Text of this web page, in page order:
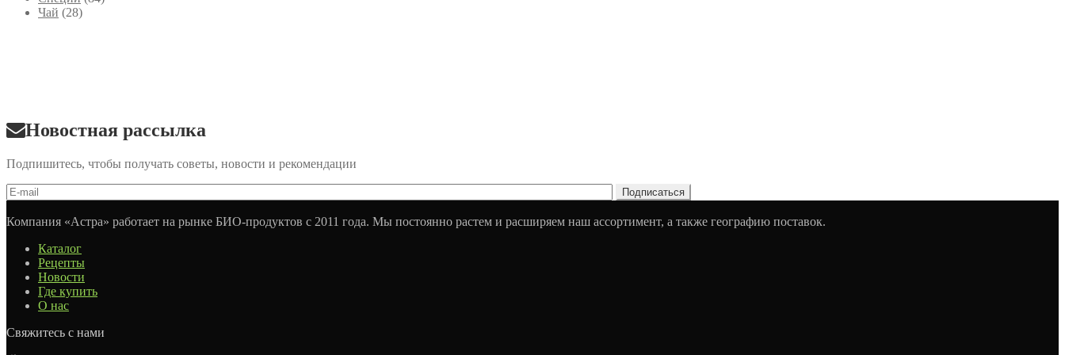
Чай (28)
Новостная рассылка
Подпишитесь, чтобы получать советы, новости и рекомендации
Компания «Астра» работает на рынке БИО-продуктов с 2011 года. Мы постоянно растем и расширяем наш ассортимент, а также географию поставок.
Каталог
Рецепты
Новости
Где купить
О нас
Свяжитесь с нами